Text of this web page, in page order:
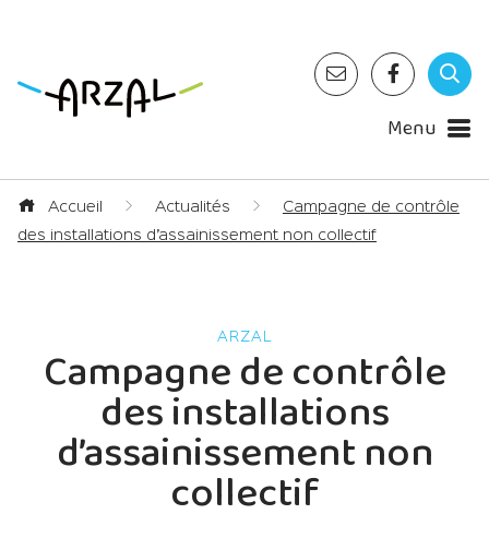
Menu
Accueil Actualités
Campagne de contrôle
des installations d’assainissement non collectif
Campagne de contrôle
des installations
d’assainissement non
collectif